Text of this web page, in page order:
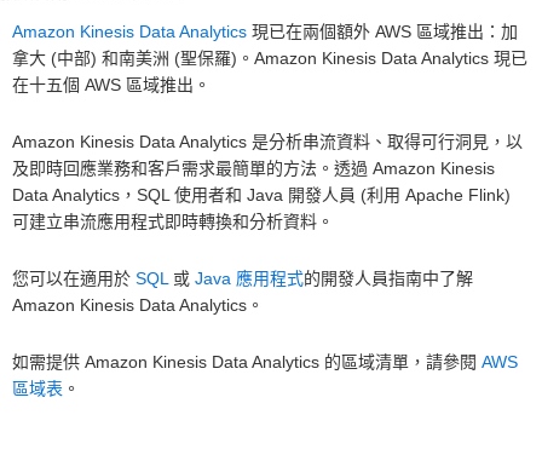
Amazon Kinesis Data Analytics 現已在兩個額外 AWS 區域推出：加
拿大 (中部) 和南美洲 (聖保羅)。Amazon Kinesis Data Analytics 現已
在十五個 AWS 區域推出。
Amazon Kinesis Data Analytics 是分析串流資料、取得可行洞見，以
及即時回應業務和客戶需求最簡單的方法。透過 Amazon Kinesis
Data Analytics，SQL 使用者和 Java 開發人員 (利用 Apache Flink)
可建立串流應用程式即時轉換和分析資料。
您可以在適用於 SQL 或 Java 應用程式的開發人員指南中了解
Amazon Kinesis Data Analytics。
如需提供 Amazon Kinesis Data Analytics 的區域清單，請參閱 AWS
區域表 。